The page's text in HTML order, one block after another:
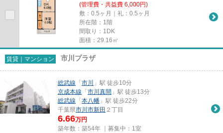
(管理費・共益費 6,000円)
敷：0.5ヶ月｜礼：0.5ヶ月
所在階：1階
間取り：1DK
面積：29.16㎡
賃貸｜マンション 市川プラザ
総武線 「 市川
」駅 徒歩10分
京成本線 「 市川真間 」駅 徒歩13分
総武線 「 本八幡 」駅 徒歩22分
千葉県市川市新田 ２丁目
6.66万円
築年数：築54年 ｜募集中： 1室